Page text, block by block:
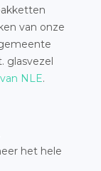
van onze
glasvezel
NLE.
het hele